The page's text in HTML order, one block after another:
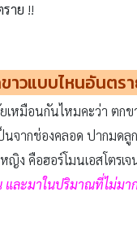
าย !!
าวแบบไหนอันตร
เหมือนกันไหมคะว่า ตกข
นจากช่องคลอด ปากมดลู
ญิง คือฮอร์โมนเอสโตรเ
และมาในปริมาณที่ไม่มา